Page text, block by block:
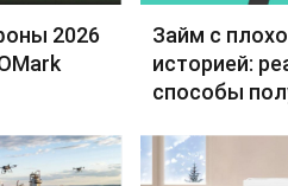
2026
Займ с
историей:
способы